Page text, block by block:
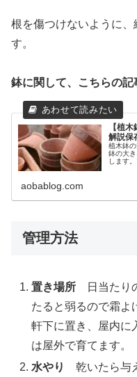
根を傷つけないように、
す。
鉢に関して、こちらの記
【植
解説保
植木鉢
鉢の大
します
aobablog.com
管理方法
置き場所 日当たり
たると弱るので霜よ
軒下に置き、屋内に
は屋外で育てます。
水やり
乾いたら与